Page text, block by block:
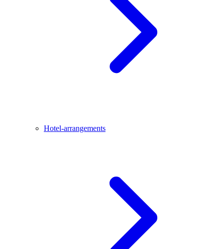
Hotel-arrangements